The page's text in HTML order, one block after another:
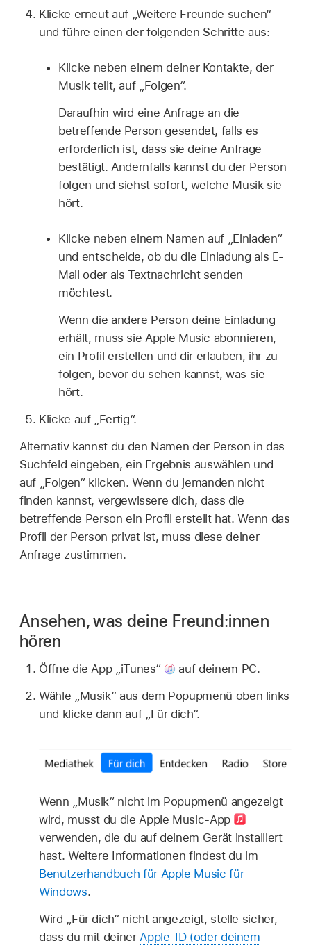
Klicke erneut auf „Weitere Freunde suchen“
und führe einen der folgenden Schritte aus:
Klicke neben einem deiner Kontakte, der
Musik teilt, auf „Folgen“.
Daraufhin wird eine Anfrage an die
betreffende Person gesendet, falls es
erforderlich ist, dass sie deine Anfrage
bestätigt. Andernfalls kannst du der Person
folgen und siehst sofort, welche Musik sie
hört.
Klicke neben einem Namen auf „Einladen“
und entscheide, ob du die Einladung als E-
Mail oder als Textnachricht senden
möchtest.
Wenn die andere Person deine Einladung
erhält, muss sie Apple Music abonnieren,
ein Profil erstellen und dir erlauben, ihr zu
folgen, bevor du sehen kannst, was sie
hört.
Klicke auf „Fertig“.
Alternativ kannst du den Namen der Person in das
Suchfeld eingeben, ein Ergebnis auswählen und
auf „Folgen“ klicken. Wenn du jemanden nicht
finden kannst, vergewissere dich, dass die
betreffende Person ein Profil erstellt hat. Wenn das
Profil der Person privat ist, muss diese deiner
Anfrage zustimmen.
Ansehen, was deine Freund:innen
hören
Öffne die App „iTunes“
auf deinem PC.
Wähle „Musik“ aus dem Popupmenü oben links
und klicke dann auf „Für dich“.
Wenn „Musik“ nicht im Popupmenü angezeigt
wird, musst du die Apple Music-App
verwenden, die du auf deinem Gerät installiert
hast. Weitere Informationen findest du im
Benutzerhandbuch für Apple Music für
Windows.
Wird „Für dich“ nicht angezeigt, stelle sicher,
dass du mit deiner Apple-ID (oder deinem